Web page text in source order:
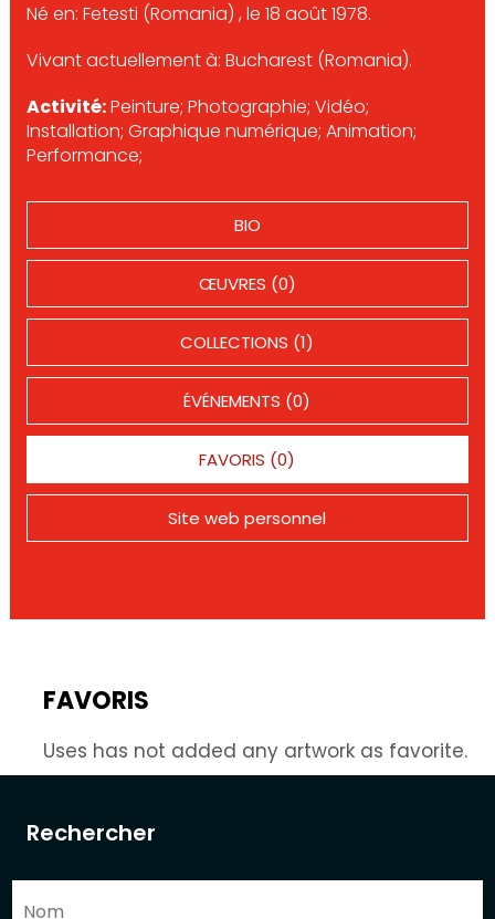
Rechercher
Né en: Fetesti (Romania) , le 18 août 1978.
Vivant actuellement à: Bucharest (Romania).
Activité:Peinture; Photographie; Vidéo;
Installation; Graphique numérique; Animation;
Performance;
BIO
ŒUVRES (0)
COLLECTIONS (1)
ÉVÉNEMENTS (0)
FAVORIS (0)
Site web personnel
FAVORIS
Uses has not added any artwork as favorite.